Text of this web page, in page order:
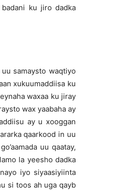
badani ku jiro dadka
samaysto waqtiyo
xukuumaddiisa ku
waxaa ku jiray
wax yaabaha ay
ay u xooggan
qaarkood in uu
uu qaatay,
la yeesho dadka
iyo siyaasiyiinta
si toos ah uga qayb